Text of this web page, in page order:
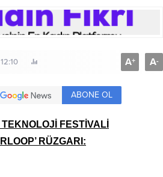
A+ A-
ABONE OL
FESTİVALİ
RÜZGARI: